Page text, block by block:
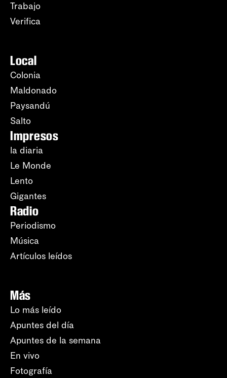
Trabajo
Verifica
Local
Colonia
Maldonado
Paysandú
Salto
Impresos
la diaria
Le Monde
Lento
Gigantes
Radio
Periodismo
Música
Artículos leídos
Más
Lo más leído
Apuntes del día
Apuntes de la semana
En vivo
Fotografía